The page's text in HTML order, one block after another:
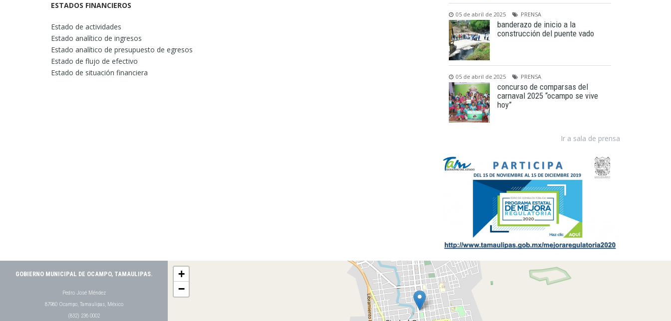
ESTADOS FINANCIEROS
Estado de actividades
Estado analítico de ingresos
Estado analítico de presupuesto de egresos
Estado de flujo de efectivo
Estado de situación financiera
05 de abril de 2025 PRENSA
banderazo de inicio a la
construcción del puente vado
05 de abril de 2025 PRENSA
concurso de comparsas del
carnaval 2025 “ocampo se vive
hoy”
Ir a sala de prensa
GOBIERNO MUNICIPAL DE OCAMPO, TAMAULIPAS.
Pedro José Méndez
87980 Ocampo, Tamaulipas, México
(832) 236 0002
+
−